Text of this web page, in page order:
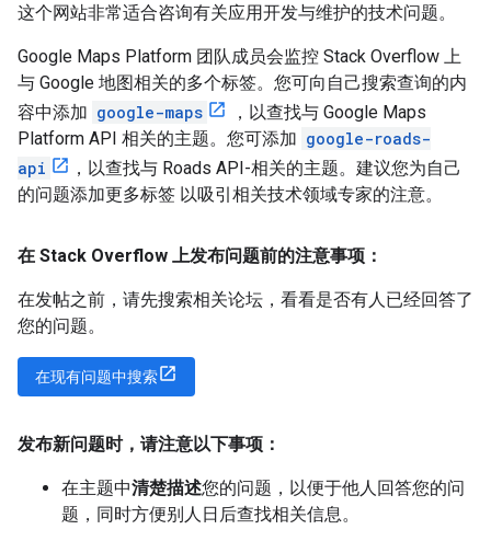
这个网站非常适合咨询有关应用开发与维护的技术问题。
Google Maps Platform 团队成员会监控 Stack Overflow 上
与 Google 地图相关的多个标签。您可向自己搜索查询的内
容中添加 google-maps
，以查找与 Google Maps
Platform API 相关的主题。您可添加 google-roads-
api
，以查找与 Roads API-相关的主题。建议您为自己
的问题添加更多标签 以吸引相关技术领域专家的注意。
在 Stack Overflow 上发布问题前的注意事项：
在发帖之前，请先搜索相关论坛，看看是否有人已经回答了
您的问题。
在现有问题中搜索
发布新问题时，请注意以下事项：
在主题中清楚描述您的问题，以便于他人回答您的问
题，同时方便别人日后查找相关信息。